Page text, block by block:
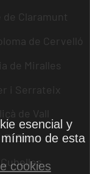
de Claramunt
de Cervelló
de Miralles
i Serrateix
de Vall
El Bruc
Cubelles
esencial y
de esta
cookies